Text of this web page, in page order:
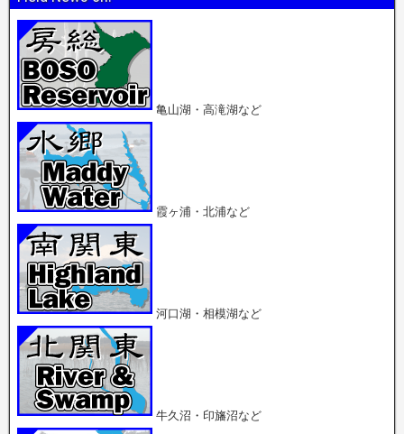
で
共
有
(
新
し
い
ウ
ィ
ン
ウ
で
開
き
ま
す
)
i
t
t
e
r
で
共
有
(
新
い
ウ
ィ
ン
ド
ウ
で
開
き
ま
す
)
o
g
l
e
+
で
有
(
新
い
ン
ド
ウ
で
開
き
ま
す
)
亀山湖・高滝湖など
霞ヶ浦・北浦など
河口湖・相模湖など
牛久沼・印旛沼など